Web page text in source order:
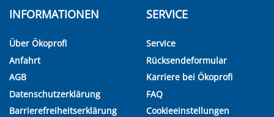
INFORMATIONEN
Über Ökoprofi
Anfahrt
AGB
Datenschutzerklärung
Barrierefreiheitserklärung
SERVICE
Service
Rücksendeformular
Karriere bei Ökoprofi
FAQ
Cookieeinstellungen